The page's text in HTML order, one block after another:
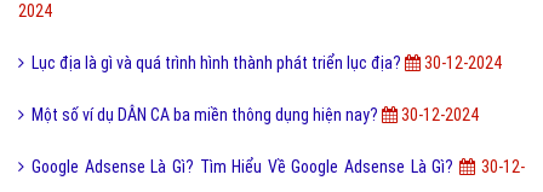
2024
Lục địa là gì và quá trình hình thành phát triển lục địa? 30-12-2024
Một số ví dụ DÂN CA ba miền thông dụng hiện nay? 30-12-2024
Google Adsense Là Gì? Tìm Hiểu Về Google Adsense Là Gì?
30-12-